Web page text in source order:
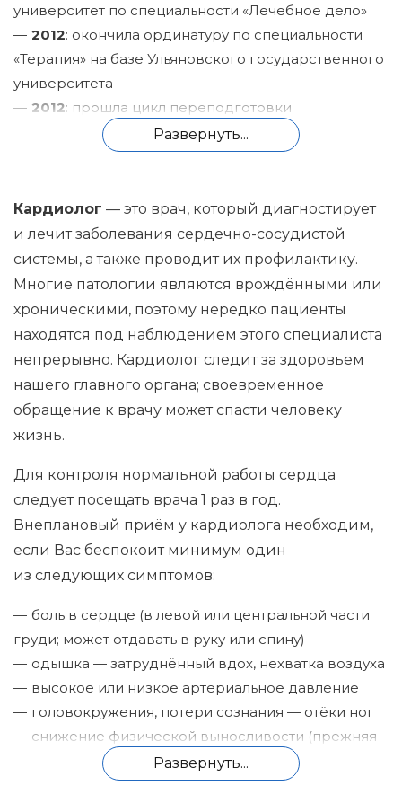
университет по специальности «Лечебное дело»
2012: окончила ординатуру по специальности
«Терапия» на базе Ульяновского государственного
университета
2012: прошла цикл переподготовки
по программе «Кардиология» на базе Военно-
медицинской академии имени С. М. Кирова, г.
2013: прошла цикл переподготовки
по программе «Ультразвуковая диагностика»
на базе Ульяновского государственного
университета
по программе «Нефрология» на базе Пензенского
института усовершенствования врачей, г. Пенза
по программе «Функциональная диагностика»
на базе Центрального многопрофильного
Развернуть...
Кардиолог — это врач, который диагностирует
и лечит заболевания сердечно-сосудистой
системы, а также проводит их профилактику.
Многие патологии являются врождёнными или
хроническими, поэтому нередко пациенты
находятся под наблюдением этого специалиста
непрерывно. Кардиолог следит за здоровьем
нашего главного органа; своевременное
обращение к врачу может спасти человеку
жизнь.
Для контроля нормальной работы сердца
следует посещать врача 1 раз в год.
Внеплановый приём у кардиолога необходим,
если Вас беспокоит минимум один
из следующих симптомов:
боль в сердце (в левой или центральной части
груди; может отдавать в руку или спину)
одышка — затруднённый вдох, нехватка воздуха
высокое или низкое артериальное давление
головокружения, потери сознания — отёки ног
снижение физической выносливости (прежняя
нагрузка стала переноситься тяжелее)
Развернуть...